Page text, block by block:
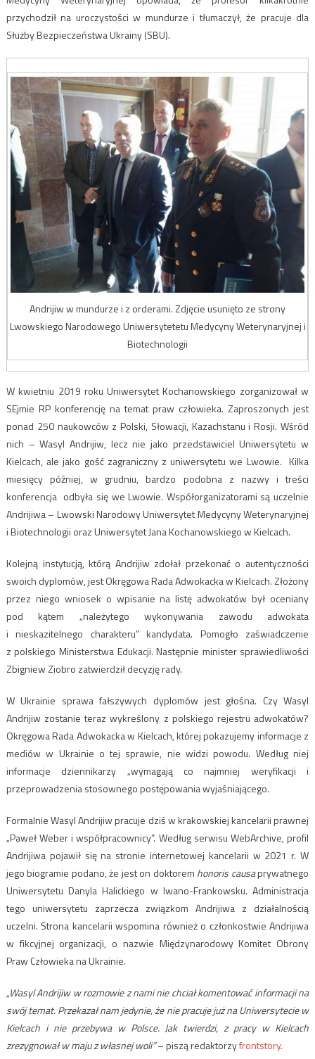
przychodził na uroczystości w mundurze i tłumaczył, że pracuje dla
Służby Bezpieczeństwa Ukrainy (SBU).
Andrijiw w mundurze i z orderami. Zdjęcie usunięto ze strony
Lwowskiego Narodowego Uniwersytetetu Medycyny Weterynaryjnej i
Biotechnologii
W kwietniu 2019 roku Uniwersytet Kochanowskiego zorganizował w
SEjmie RP konferencję na temat praw człowieka. Zaproszonych jest
ponad 250 naukowców z Polski, Słowacji, Kazachstanu i Rosji. Wśród
nich – Wasyl Andrijiw, lecz nie jako przedstawiciel Uniwersytetu w
Kielcach, ale jako gość zagraniczny z uniwersytetu we Lwowie. Kilka
miesięcy później, w grudniu, bardzo podobna z nazwy i treści
konferencja odbyła się we Lwowie. Współorganizatorami są uczelnie
Andrijiwa – Lwowski Narodowy Uniwersytet Medycyny Weterynaryjnej
i Biotechnologii oraz Uniwersytet Jana Kochanowskiego w Kielcach.
Kolejną instytucją, którą Andrijiw zdołał przekonać o autentyczności
swoich dyplomów, jest Okręgowa Rada Adwokacka w Kielcach. Złożony
przez niego wniosek o wpisanie na listę adwokatów był oceniany
pod kątem „należytego wykonywania zawodu adwokata
i nieskazitelnego charakteru” kandydata. Pomogło zaświadczenie
z polskiego Ministerstwa Edukacji. Następnie minister sprawiedliwości
Zbigniew Ziobro zatwierdził decyzję rady.
W Ukrainie sprawa fałszywych dyplomów jest głośna. Czy Wasyl
Andrijiw zostanie teraz wykreślony z polskiego rejestru adwokatów?
Okręgowa Rada Adwokacka w Kielcach, której pokazujemy informacje z
mediów w Ukrainie o tej sprawie, nie widzi powodu. Według niej
informacje dziennikarzy „wymagają co najmniej weryfikacji i
przeprowadzenia stosownego postępowania wyjaśniającego.
Formalnie Wasyl Andrijiw pracuje dziś w krakowskiej kancelarii prawnej
„Paweł Weber i współpracownicy”. Według serwisu WebArchive, profil
Andrijiwa pojawił się na stronie internetowej kancelarii w 2021 r. W
jego biogramie podano, że jest on doktorem honoris causaprywatnego
Uniwersytetu Danyla Halickiego w Iwano-Frankowsku. Administracja
tego uniwersytetu zaprzecza związkom Andrijiwa z działalnością
uczelni. Strona kancelarii wspomina również o członkostwie Andrijiwa
w fikcyjnej organizacji, o nazwie Międzynarodowy Komitet Obrony
Praw Człowieka na Ukrainie.
„Wasyl Andrijiw w rozmowie z nami nie chciał komentować informacji na
swój temat. Przekazał nam jedynie, że nie pracuje już na Uniwersytecie w
Kielcach i nie przebywa w Polsce. Jak twierdzi, z pracy w Kielcach
zrezygnował w maju z własnej woli”– piszą redaktorzyfrontstory.